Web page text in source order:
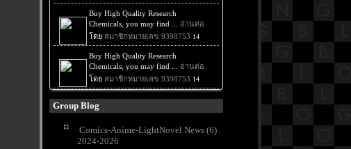
Group Blog
Comics-Anime-LightNovel News (6)
2024-2026